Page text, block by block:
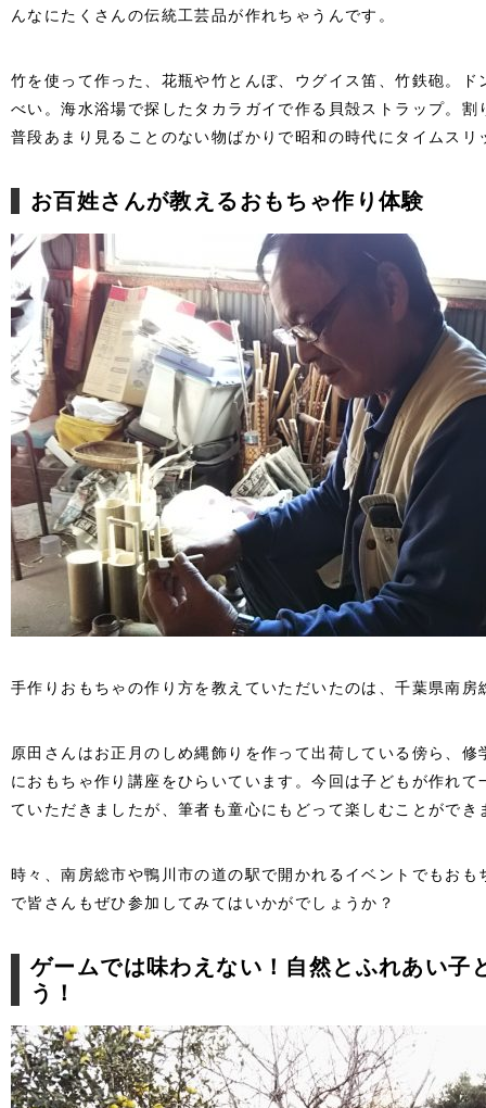
んなにたくさんの伝統工芸品が作れちゃうんです。
竹を使って作った、花瓶や竹とんぼ、ウグイス笛、竹鉄砲。
べい。海水浴場で探したタカラガイで作る貝殻ストラップ。
普段あまり見ることのない物ばかりで昭和の時代にタイムスリ
お百姓さんが教えるおもちゃ作り体験
手作りおもちゃの作り方を教えていただいたのは、千葉県南
原田さんはお正月のしめ縄飾りを作って出荷している傍ら、
におもちゃ作り講座をひらいています。今回は子どもが作れ
ていただきましたが、筆者も童心にもどって楽しむことができ
時々、南房総市や鴨川市の道の駅で開かれるイベントでもお
で皆さんもぜひ参加してみてはいかがでしょうか？
ゲームでは味わえない！自然とふれあい子
う！